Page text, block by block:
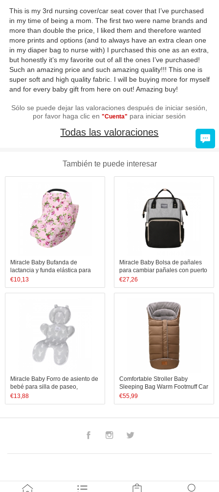
This is my 3rd nursing cover/car seat cover that I’ve purchased
in my time of being a mom. The first two were name brands and
more than double the price, I liked them and therefore wanted
more prints and options (and to always have an extra clean one
in my diaper bag to nurse with) I purchased this one as an extra,
but honestly it’s my favorite out of all the ones I’ve purchased!
Such an amazing price and such amazing quality!!! This one is
super soft and high quality fabric. I will be buying more for myself
and for every baby gift from here on out! Amazing buy!
Sólo se puede dejar las valoraciones después de iniciar sesión,
por favor haga clic en"Cuenta" para iniciar sesión
Todas las valoraciones
También te puede interesar
Miracle Baby Bufanda de
lactancia y funda elástica para
portabebés, Funda de algodón
multiuso para cochecito | Carro
de compras | Silla de bebé | Cest
€10,13
Miracle Baby Bolsa de pañales
para cambiar pañales con puerto
USB, bolsillos con aislamiento,
bolsas grandes para pañales,
mochila multifuncional, moc
€27,26
Miracle Baby Forro de asiento de
bebé para silla de paseo,
almohadilla/cojín/forro de asiento
de malla 3D de doble cara para
€13,88
Comfortable Stroller Baby
Sleeping Bag Warm Footmuff Car
Seat Swaddle Sleep Sack Kids
Toddler Organic Sleep Sack
€55,99